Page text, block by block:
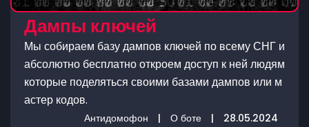
Дампы ключей
Мы собираем базу дампов ключей по всему СНГ и
абсолютно бесплатно откроем доступ к ней людям
которые поделяться своими базами дампов или м
астер кодов.
Антидомофон | О боте | 28.05.2024